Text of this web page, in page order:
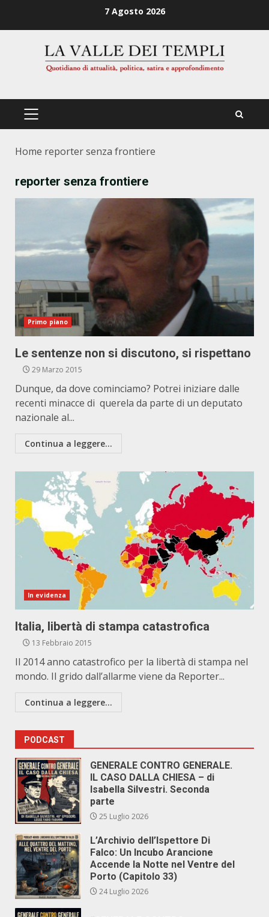
7 Agosto 2026
PRIMÄRES
Home reporter senza frontiere
reporter senza frontiere
Primo piano
Le sentenze non si discutono, si rispettano
29 Marzo 2015
Dunque, da dove cominciamo? Potrei iniziare dalle
recenti minacce di querela da parte di un deputato
nazionale al...
Continua a leggere...
In evidenza
Italia, libertà di stampa catastrofica
13 Febbraio 2015
Il 2014 anno catastrofico per la libertà di stampa nel
mondo. Il grido dall’allarme viene da Reporter...
Continua a leggere...
PODCAST
GENERALE CONTRO GENERALE.
IL CASO DALLA CHIESA – di
Isabella Silvestri. Seconda
parte
25 Luglio 2026
L’Archivio dell’Ispettore Di
Falco: Un Incubo Arancione
Accende la Notte nel Ventre del
Porto (Capitolo 33)
24 Luglio 2026